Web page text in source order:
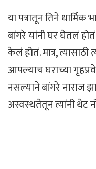
या पत्रातून तिने
बांगरे यांनी घर घेतलं
केलं होतं. मात्र, त्यासाठी
आपल्याच घराच्या
नसल्याने बांगरे नाराज
अस्वस्थतेतून त्यांनी थेट